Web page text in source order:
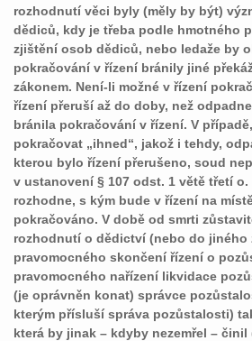
rozhodnutí věci byly (měly by být)
dědiců, kdy je třeba podle hmotného
zjištění osob dědiců, nebo ledaže by
pokračování v řízení bránily jiné
zákonem. Není-li možné v řízení
řízení přeruší až do doby, než
bránila pokračování v řízení. V
pokračovat „ihned“, jakož i tehdy,
kterou bylo řízení přerušeno, soud
v ustanovení § 107 odst. 1 větě třetí
rozhodne, s kým bude v řízení na
pokračováno. V době od smrti
rozhodnutí o dědictví (nebo do jiného
pravomocného skončení řízení o
pravomocného nařízení likvidace
(je oprávněn konat) správce
kterým přísluší správa pozůstalosti)
která by jinak – kdyby nezemřel –